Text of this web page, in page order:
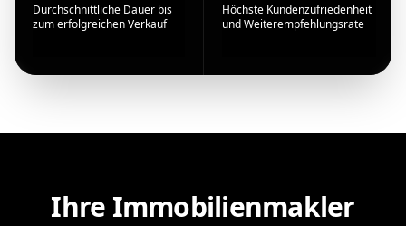
Durchschnittliche Dauer bis
zum erfolgreichen Verkauf
Höchste Kundenzufriedenheit
und Weiterempfehlungsrate
Ihre Immobilienmakler